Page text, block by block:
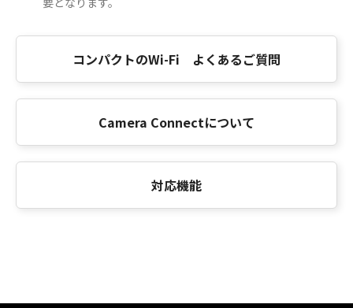
コンパクトのWi-Fi よくあるご質問
Camera Connectについて
対応機能